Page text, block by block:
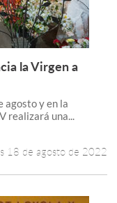
Leer más +
la Virgen a
agosto y en la
realizará una...
18 de agosto de 2022